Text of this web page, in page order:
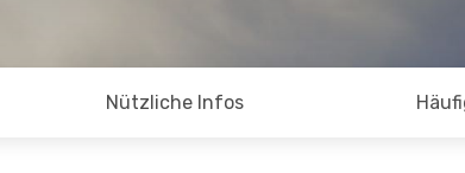
Nützliche Infos